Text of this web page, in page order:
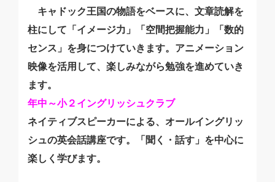
キャドック王国の物語をベースに、文章読解を
柱にして「イメージ力」「空間把握能力」「数的
センス」を身につけていきます。アニメーション
映像を活用して、楽しみながら勉強を進めていき
ます。
年中～小２イングリッシュクラブ
ネイティブスピーカーによる、オールイングリッ
シュの英会話講座です。「聞く・話す」を中心に
楽しく学びます。